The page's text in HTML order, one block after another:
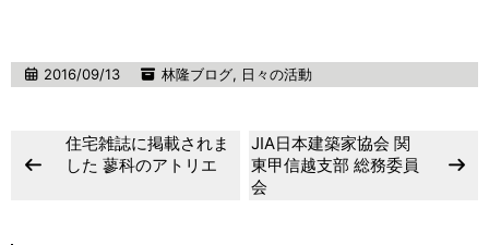
2016/09/13 林隆ブログ, 日々の活動
住宅雑誌に掲載されま
した 蓼科のアトリエ
JIA日本建築家協会 関
東甲信越支部 総務委員
会